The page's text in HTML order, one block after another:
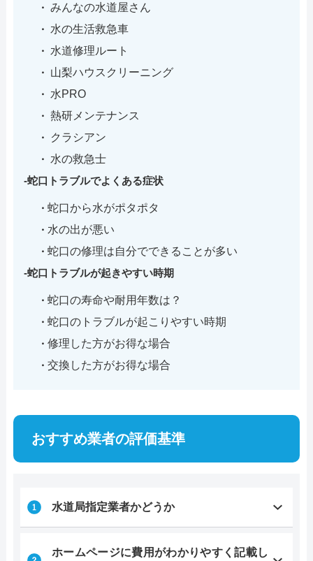
みんなの水道屋さん
水の生活救急車
水道修理ルート
山梨ハウスクリーニング
水PRO
熱研メンテナンス
クラシアン
水の救急士
蛇口トラブルでよくある症状
蛇口から水がポタポタ
水の出が悪い
蛇口の修理は自分でできることが多い
蛇口トラブルが起きやすい時期
蛇口の寿命や耐用年数は？
蛇口のトラブルが起こりやすい時期
修理した方がお得な場合
交換した方がお得な場合
おすすめ業者の評価基準
水道局指定業者かどうか
ホームページに費用がわかりやすく記載し